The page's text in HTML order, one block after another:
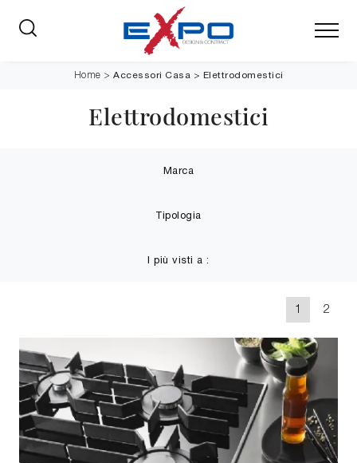
Home > Accessori Casa > Elettrodomestici
Elettrodomestici
Marca
Tipologia
I più visti a :
1 2